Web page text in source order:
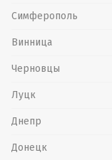
Симферополь
Винница
Черновцы
Луцк
Днепр
Донецк